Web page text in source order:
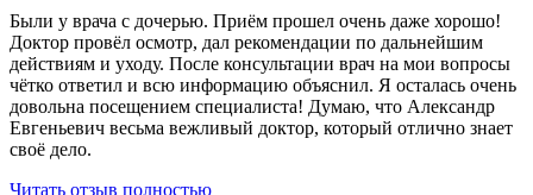
Были у врача с дочерью. Приём прошел очень даже хорошо!
Доктор провёл осмотр, дал рекомендации по дальнейшим
действиям и уходу. После консультации врач на мои вопросы
чётко ответил и всю информацию объяснил. Я осталась очень
довольна посещением специалиста! Думаю, что Александр
Евгеньевич весьма вежливый доктор, который отлично знает
своё дело.
Читать отзыв полностью